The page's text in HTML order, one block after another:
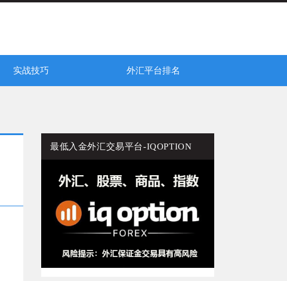
实战技巧 外汇平台排名
最低入金外汇交易平台-IQOPTION